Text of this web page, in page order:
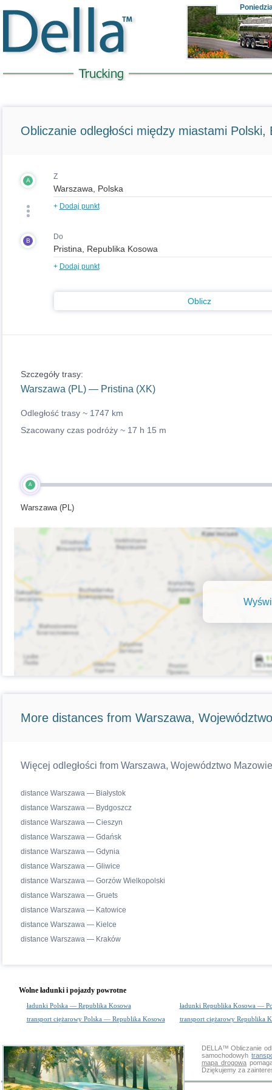
Obliczanie odległości między miastami Polski,
A Z
+ Dodaj punkt
B Do
+ Dodaj punkt
Oblicz
Szczegóły trasy:
Warszawa (PL) — Pristina (XK)
Odległość trasy ~ 1747 km
Szacowany czas podróży ~ 17 h 15 m
A
Warszawa (PL)
More distances from Warszawa,
Więcej odległości from Warszawa, Województwo
distance Warszawa — Białystok
distance Warszawa — Bydgoszcz
distance Warszawa — Cieszyn
distance Warszawa — Gdańsk
distance Warszawa — Gdynia
distance Warszawa — Gliwice
distance Warszawa — Gorzów Wielkopolski
distance Warszawa — Gruets
distance Warszawa — Katowice
distance Warszawa — Kielce
distance Warszawa — Kraków
Wolne ładunki i pojazdy powrotne
ładunki Polska — Republika Kosowa
ładunki Republika Kosowa —
transport ciężarowy Polska — Republika Kosowa
transport ciężarowy Republika
DELLA™Obliczanie
samochodowyh
mapa drogowa
Dziękujemy za